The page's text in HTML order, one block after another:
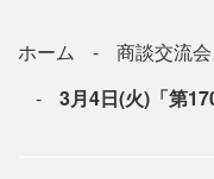
ホーム
商談交流
3月4日(火)「第